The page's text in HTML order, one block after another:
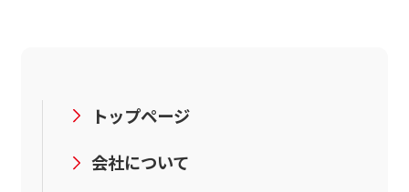
トップページ
会社について